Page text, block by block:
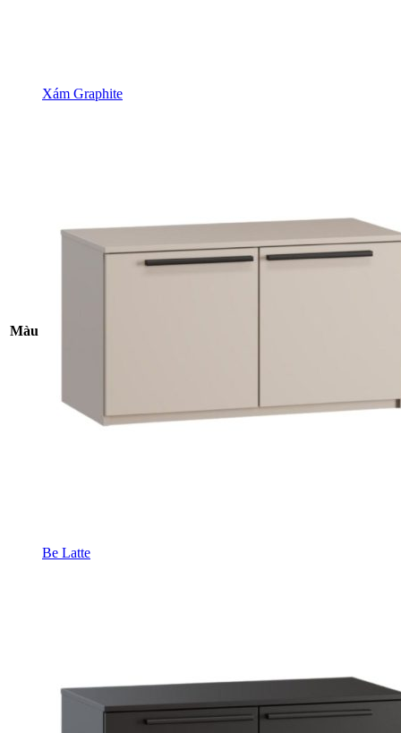
Màu
Xám Graphite
Be Latte